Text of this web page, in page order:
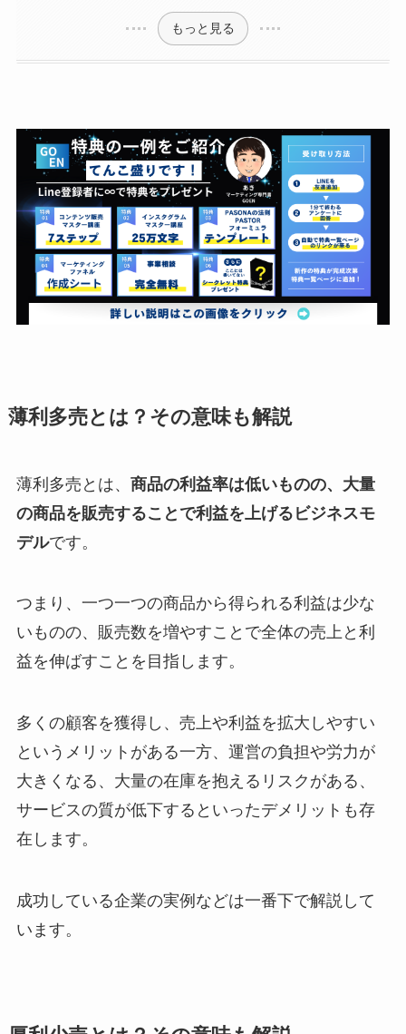
もっと見る
薄利多売とは？その意味も解説
薄利多売とは、 商品の利益率は低いものの、大量
の商品を販売することで利益を上げるビジネスモ
デルです。
つまり、一つ一つの商品から得られる利益は少な
いものの、販売数を増やすことで全体の売上と利
益を伸ばすことを目指します。
多くの顧客を獲得し、売上や利益を拡大しやすい
というメリットがある一方、運営の負担や労力が
大きくなる、大量の在庫を抱えるリスクがある、
サービスの質が低下するといったデメリットも存
在します。
成功している企業の実例などは一番下で解説して
います。